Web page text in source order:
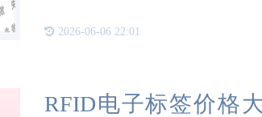
2026-06-06 22:01
RFID电子标签价格